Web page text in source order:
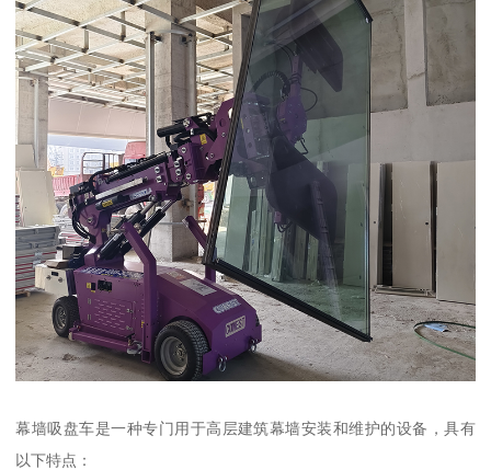
幕墙吸盘车是一种专门用于高层建筑幕墙安装和维护的设备，具有
以下特点：